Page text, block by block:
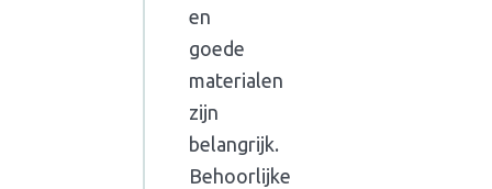
en
goede
materialen
zijn
belangrijk.
Behoorlijke